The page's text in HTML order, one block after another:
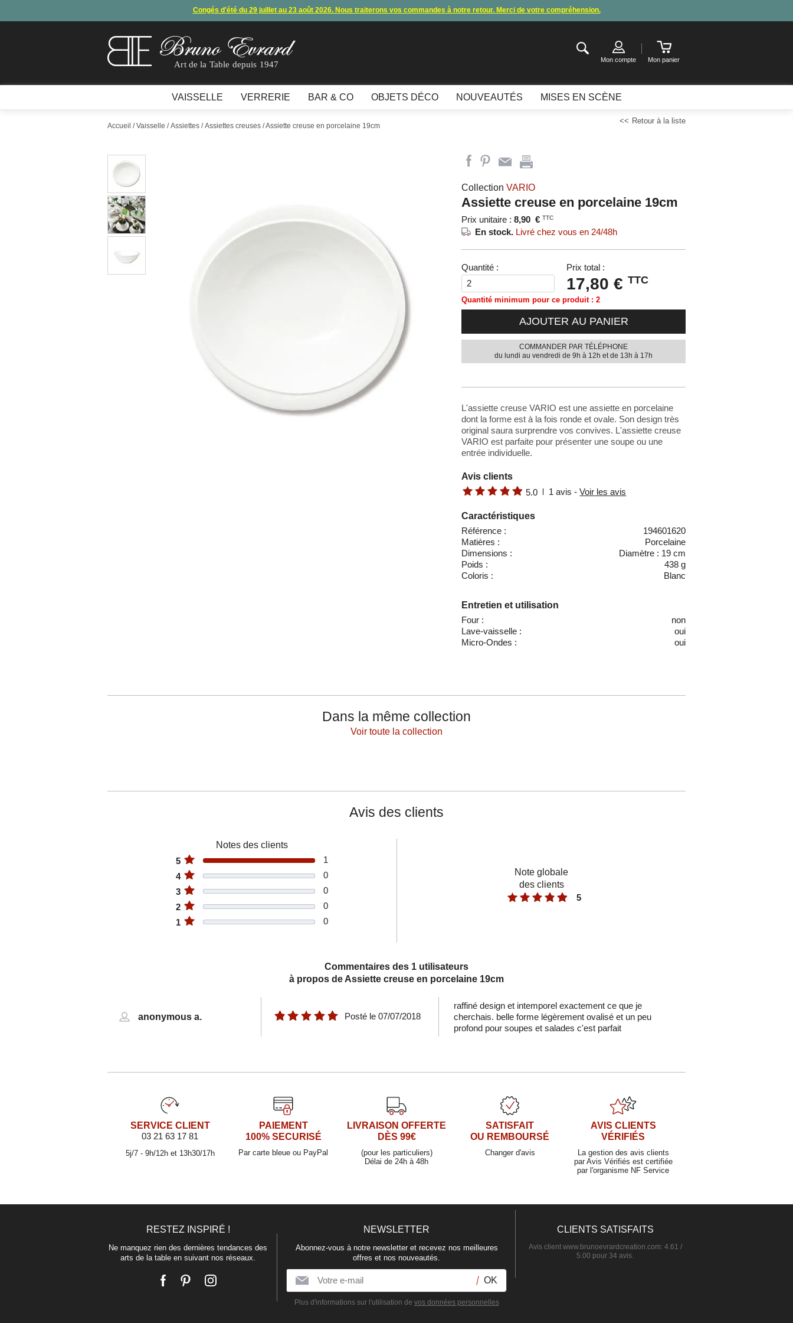
Congés d'été du 29 juillet au 23 août 2026. Nous traiterons vos commandes à notre retour. Merci de votre compréhension.
En raison d'un souci technique, le mode de règlement par carte bancaire et paypal ne fonctionnent plus , merci de nous contacter ou attendre notre appel pour les consignes.
Art de la Table depuis 1947 Mon compte Mon panier
VAISSELLE VERRERIE BAR & CO OBJETS DÉCO NOUVEAUTÉS MISES EN SCÈNE
Accueil /Vaisselle /Assiettes /Assiettes creuses / Assiette creuse en porcelaine 19cm
Retour à la liste
Collection VARIO
Assiette creuse en porcelaine 19cm
Prix unitaire : 8,90 € TTC
En stock. Livré chez vous en 24/48h
Quantité : Prix total :
17,80 € TTC
Quantité minimum pour ce produit : 2
AJOUTER AU PANIER
COMMANDER PAR TÉLÉPHONE
du lundi au vendredi de 9h à 12h et de 13h à 17h
L'assiette creuse VARIO est une assiette en porcelaine
dont la forme est à la fois ronde et ovale. Son design très
original saura surprendre vos convives. L'assiette creuse
VARIO est parfaite pour présenter une soupe ou une
entrée individuelle.
Avis clients
5.0
1 avis -Voir les avis
Caractéristiques
Référence :
194601620
Matières :
Porcelaine
Dimensions :
Diamètre : 19 cm
Poids :
438 g
Coloris :
Blanc
Entretien et utilisation
Four :
non
Lave-vaisselle :
oui
Micro-Ondes :
oui
Dans la même collection
Voir toute la collection
Assiette dessert en porcelaine 22cm
Avis des clients
Notes des clients
5
1
4
0
3
0
2
0
1
0
Note globale
des clients
5
Commentaires des 1 utilisateurs
à propos de Assiette creuse en porcelaine 19cm
anonymous a. Posté le07/07/2018
raffiné design et intemporel exactement ce que je
cherchais. belle forme légèrement ovalisé et un peu
profond pour soupes et salades c'est parfait
SERVICE CLIENT
03 21 63 17 81
5j/7 - 9h/12h et 13h30/17h
PAIEMENT
100% SECURISÉ
Par carte bleue ou PayPal
LIVRAISON OFFERTE
DÈS 99€
(pour les particuliers)
Délai de 24h à 48h
SATISFAIT
OU REMBOURSÉ
Changer d'avis
AVIS CLIENTS
VÉRIFIÉS
La gestion des avis clients
par Avis Vérifiés est certifiée
par l'organisme NF Service
RESTEZ INSPIRÉ !
Ne manquez rien des dernières tendances des
arts de la table en suivant nos réseaux.
NEWSLETTER
Abonnez-vous à notre newsletter et recevez nos meilleures
offres et nos nouveautés.
Plus d'informations sur l'utilisation de vos données personnelles
CLIENTS SATISFAITS
Avis client www.brunoevrardcreation.com: 4.61 /
5.00 pour 34 avis.